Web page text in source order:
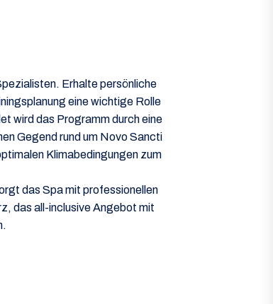
Erhalte persönliche
eine wichtige Rolle
wird das Programm durch eine
Gegend rund um Novo Sancti
Klimabedingungen zum
das Spa mit professionellen
das all-inclusive Angebot mit